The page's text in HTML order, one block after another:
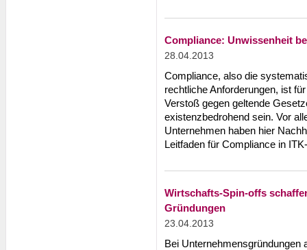
Compliance: Unwissenheit
28.04.2013
Compliance, also die
rechtliche Anforderungen, ist
Verstoß gegen geltende
existenzbedrohend sein. Vor
Unternehmen haben hier
Leitfaden für Compliance in
Wirtschafts-Spin-offs
Gründungen
23.04.2013
Bei